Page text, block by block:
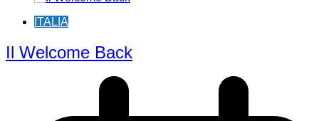
ITALIA
Il Welcome Back